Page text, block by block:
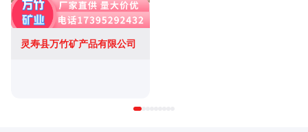
灵寿县万竹矿产品有限公司